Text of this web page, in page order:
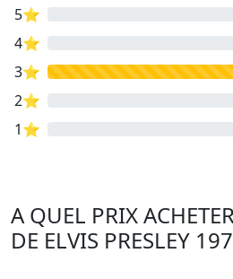
5⭐
4⭐
3⭐
2⭐
1⭐
A QUEL PRIX
DE ELVIS PRESLEY